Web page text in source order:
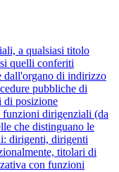
a qualsiasi titolo
quelli conferiti
dall'organo di indirizzo
pubbliche di
di posizione
funzioni dirigenziali (da
che distinguano le
dirigenti, dirigenti
titolari di
con funzioni